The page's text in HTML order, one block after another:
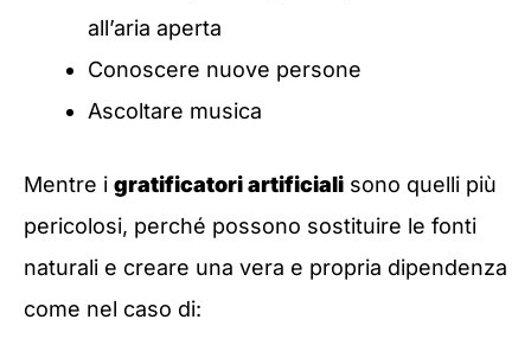
all’aria aperta
Conoscere nuove persone
Ascoltare musica
Mentre i gratificatori artificiali sono quelli più
pericolosi, perché possono sostituire le fonti
naturali e creare una vera e propria dipendenza
come nel caso di: